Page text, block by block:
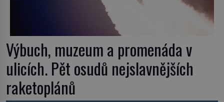
Výbuch, muzeum a promenáda v
ulicích. Pět osudů nejslavnějších
raketoplánů